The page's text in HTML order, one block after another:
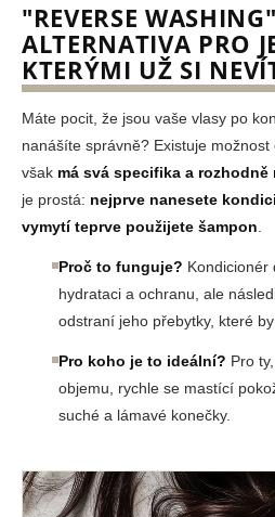
"REVERSE
ALTERNATIVA PRO
KTERÝMI UŽ SI
Máte pocit, že jsou vaše vlasy po
nanášíte správně? Existuje
však má svá specifika a rozhodně
je prostá: nejprve nanesete
vymytí teprve použijete šampon.
Proč to funguje? Kondicionér
hydrataci a ochranu, ale
odstraní jeho přebytky, které
Pro koho je to ideální? Pro
objemu, rychle se mastící
suché a lámavé konečky.